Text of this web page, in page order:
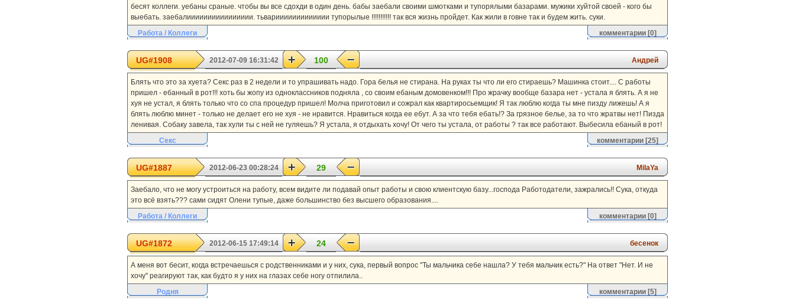
бесят коллеги. уебаны сраные. чтобы вы все сдохди в один день. бабы заебали своими шмотками и тупорялыми базарами. мужики хуйтой своей - кого бы
выебать. заебалииииииииииииииии. тьвариииииииииииии тупорылые !!!!!!!!!!! так вся жизнь пройдет. Как жили в говне так и будем жить. суки.
Работа / Коллеги
комментарии[0]
UG#1908 2012-07-09 16:31:42 100 Андрей
Блять что это за хуета? Секс раз в 2 недели и то упрашивать надо. Гора белья не стирана. На руках ты что ли его стираешь? Машинка стоит.... С работы
пришел - ебанный в рот!!! хоть бы жопу из одноклассников подняла , со своим ебаным домовенком!!! Про жрачку вообще базара нет - устала я блять. А я не
хуя не устал, я блять только что со спа процедур пришел! Молча приготовил и сожрал как квартиросьемщик! Я так люблю когда ты мне пизду лижешь! А я
блять люблю минет - только не делает его не хуя - не нравится. Нравиться когда ее ебут. А за что тебя ебать!? За грязное белье, за то что жратвы нет! Пизда
ленивая. Собаку завела, так хули ты с ней не гуляешь? Я устала, я отдыхать хочу! От чего ты устала, от работы ? так все работают. Выбесила ебаный в рот!
Секс
комментарии [25]
UG#1887 2012-06-23 00:28:24 29 MilaYa
Заебало, что не могу устроиться на работу, всем видите ли подавай опыт работы и свою клиентскую базу...господа Работодатели, зажрались!! Сука, откуда
это всё взять??? сами сидят Олени тупые, даже большинство без высшего образования....
Работа / Коллеги
комментарии[0]
UG#1872 2012-06-15 17:49:14 24 бесенок
А меня вот бесит, когда встречаешься с родственниками и у них, сука, первый вопрос "Ты мальчика себе нашла? У тебя мальчик есть?" На ответ "Нет. И не
хочу" реагируют так, как будто я у них на глазах себе ногу отпилила..
Родня
комментарии[5]